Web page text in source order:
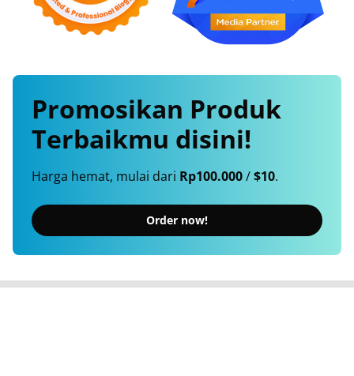
Promosikan Produk
Terbaikmu disini!
Harga hemat, mulai dari Rp100.000/$10.
Order now!